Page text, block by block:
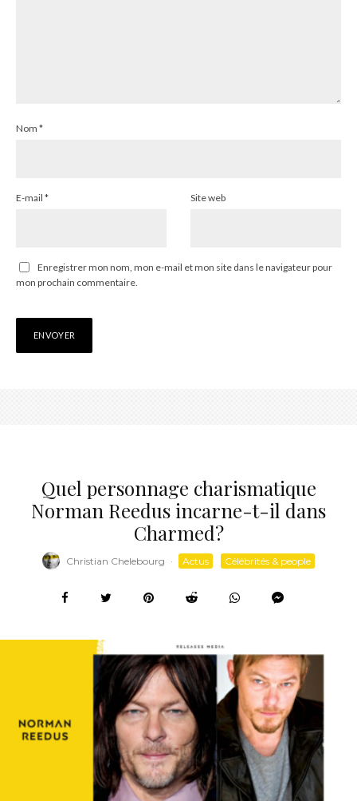
Nom *
E-mail * Site web
Enregistrer mon nom, mon e-mail et mon site dans le navigateur pour
mon prochain commentaire.
Quel personnage charismatique
Norman Reedus incarne-t-il dans
Charmed?
Christian Chelebourg · Actus Célébrités & people